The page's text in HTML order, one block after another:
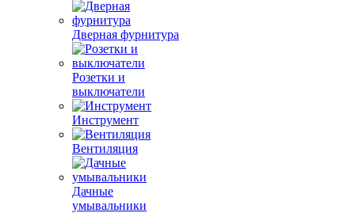
Дверная фурнитура
Розетки и
выключатели
Инструмент
Вентиляция
Дачные
умывальники